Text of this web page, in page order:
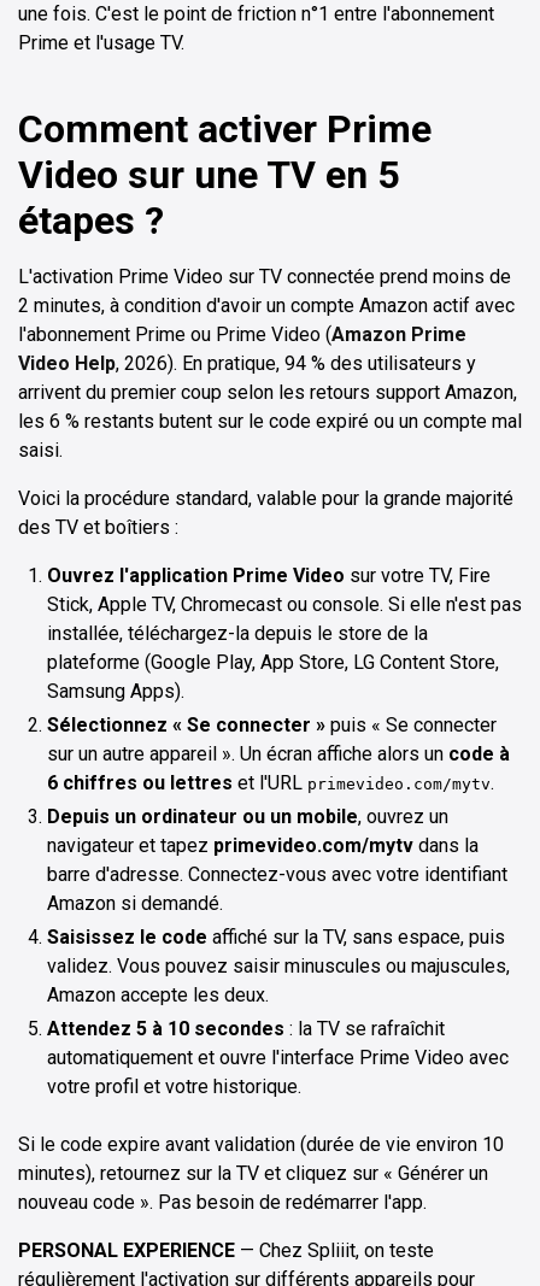
une fois. C'est le point de friction n°1 entre l'abonnement
Prime et l'usage TV.
Comment activer Prime
Video sur une TV en 5
étapes ?
L'activation Prime Video sur TV connectée prend moins de
2 minutes, à condition d'avoir un compte Amazon actif avec
l'abonnement Prime ou Prime Video (Amazon Prime
Video Help, 2026). En pratique, 94 % des utilisateurs y
arrivent du premier coup selon les retours support Amazon,
les 6 % restants butent sur le code expiré ou un compte mal
saisi.
Voici la procédure standard, valable pour la grande majorité
des TV et boîtiers :
Ouvrez l'application Prime Video sur votre TV, Fire
Stick, Apple TV, Chromecast ou console. Si elle n'est pas
installée, téléchargez-la depuis le store de la
plateforme (Google Play, App Store, LG Content Store,
Samsung Apps).
Sélectionnez « Se connecter » puis « Se connecter
sur un autre appareil ». Un écran affiche alors un code à
6 chiffres ou lettres et l'URL primevideo.com/mytv.
Depuis un ordinateur ou un mobile, ouvrez un
navigateur et tapez primevideo.com/mytv dans la
barre d'adresse. Connectez-vous avec votre identifiant
Amazon si demandé.
Saisissez le code affiché sur la TV, sans espace, puis
validez. Vous pouvez saisir minuscules ou majuscules,
Amazon accepte les deux.
Attendez 5 à 10 secondes : la TV se rafraîchit
automatiquement et ouvre l'interface Prime Video avec
votre profil et votre historique.
Si le code expire avant validation (durée de vie environ 10
minutes), retournez sur la TV et cliquez sur « Générer un
nouveau code ». Pas besoin de redémarrer l'app.
PERSONAL EXPERIENCE — Chez Spliiit, on teste
régulièrement l'activation sur différents appareils pour